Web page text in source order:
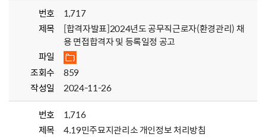
번호
1,717
제목
[합격자발표]2024년도 공무직근로자(환경관리) 채
용 면접합격자 및 등록일정 공고
파일
조회수
859
작성일
2024-11-26
번호
1,716
제목
4.19민주묘지관리소 개인정보 처리방침